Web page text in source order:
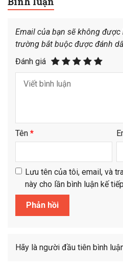
Email của bạn sẽ không
trường bắt buộc được đánh
Đánh giá
Tên *
Lưu tên của tôi, email, và
này cho lần bình luận kế
Hãy là người đầu tiên bình